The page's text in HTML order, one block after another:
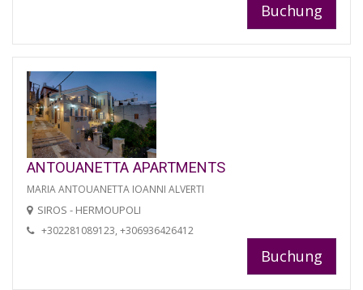
Buchung
ANTOUANETTA APARTMENTS
MARIA ANTOUANETTA IOANNI ALVERTI
SIROS - HERMOUPOLI
+302281089123, +306936426412
Buchung